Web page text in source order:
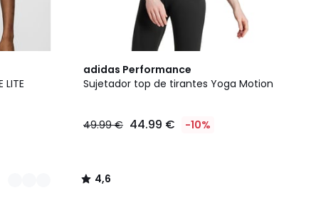
adidas Performance
Sujetador top de tirantes Yoga Motion
49.99 € 44.99 € -10%
4,6
/ 5
4,6
/